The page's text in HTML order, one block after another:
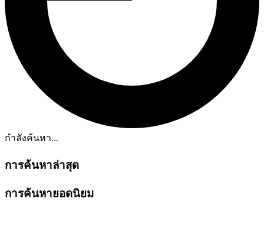
กำลังค้นหา...
การค้นหาล่าสุด
การค้นหายอดนิยม